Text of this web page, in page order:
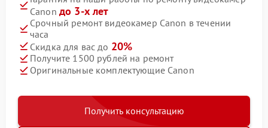
Canon до 3-х лет
Срочный ремонт видеокамер Canon в течении
часа
Скидка для вас до 20%
Получите 1500 рублей на ремонт
Оригинальные комплектующие Canon
Получить консультацию